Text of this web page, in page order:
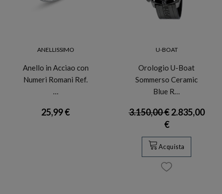
ANELLISSIMO
Anello in Acciao con
Numeri Romani Ref.
…
25,99 €
U-BOAT
Orologio U-Boat
Sommerso Ceramic
Blue R…
3.150,00 €2.835,00
€
Acquista